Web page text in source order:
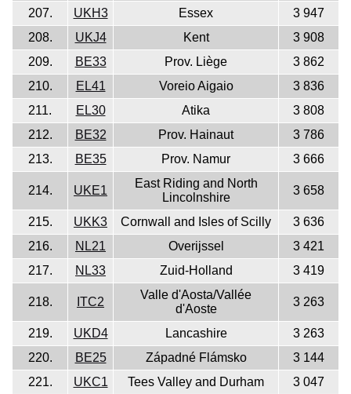
207.
UKH3 Essex
3 947
208.
UKJ4 Kent
3 908
209.
BE33 Prov. Liège
3 862
210.
EL41 Voreio Aigaio
3 836
211.
EL30 Atika
3 808
212.
BE32 Prov. Hainaut
3 786
213.
BE35 Prov. Namur 3 666
214. UKE1
East Riding and North
Lincolnshire
3 658
215. UKK3 Cornwall and Isles of Scilly
3 636
216.
NL21 Overijssel
3 421
217.
NL33 Zuid-Holland 3 419
218. ITC2
Valle d'Aosta/Vallée
d'Aoste
3 263
219. UKD4 Lancashire
3 263
220.
BE25 Západné Flámsko
3 144
221.
UKC1 Tees Valley and Durham
3 047